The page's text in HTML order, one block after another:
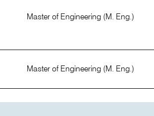
Master of Engineering (M. Eng.)
Master of Engineering (M. Eng.)